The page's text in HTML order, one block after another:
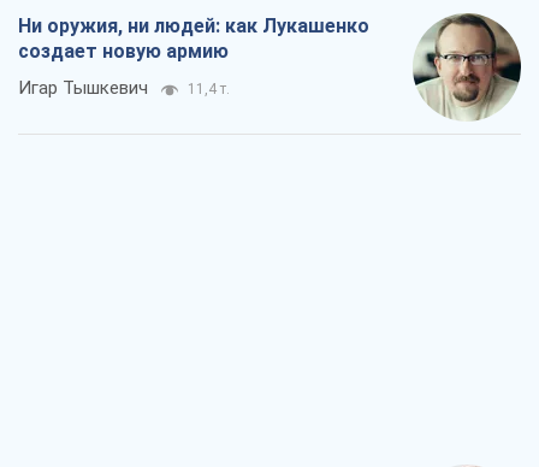
Ни оружия, ни людей: как Лукашенко
создает новую армию
Игар Тышкевич 11,4 т.